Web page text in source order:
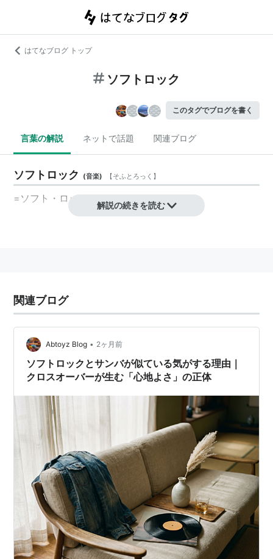
はてなブログ トップ
ソフトロック
このタグでブログを書く
言葉の解説 ネットで話題 関連ブログ
ソフトロック (音楽) 【そふとろっく 】
= ソフト・ロック
解説の続きを読む
関連ブログ
Abtoyz Blog • 2ヶ月前
ソフトロックとサンバが似ている気がする理由｜
クロスオーバーが生む「心地よさ」の正体